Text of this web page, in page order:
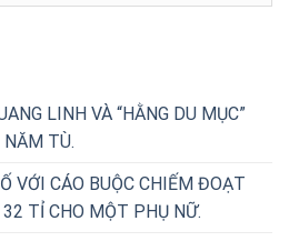
LINH VÀ “HẰNG DU MỤC”
NĂM TÙ.
VỚI CÁO BUỘC CHIẾM ĐOẠT
TỈ CHO MỘT PHỤ NỮ.